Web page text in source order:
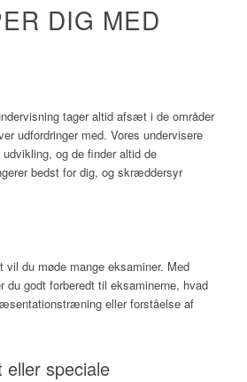
DIG MED
tager altid afsæt i de områder
udfordringer med. Vores undervisere
og de finder altid de
bedst for dig, og skræddersyr
vil du møde mange eksaminer. Med
du godt forberedt til eksaminerne, hvad
eller forståelse af
eller speciale